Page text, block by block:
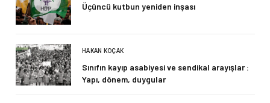
Üçüncü kutbun yeniden inşası
HAKAN KOÇAK
Sınıfın kayıp asabiyesi ve sendikal arayışlar :
Yapı, dönem, duygular